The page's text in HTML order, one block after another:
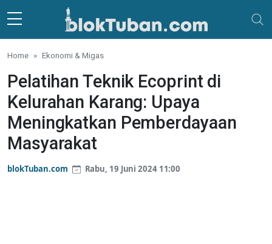
Skip to main content
Home Ekonomi & Migas
Pelatihan Teknik Ecoprint di
Kelurahan Karang: Upaya
Meningkatkan Pemberdayaan
Masyarakat
blokTuban.com Rabu, 19 Juni 2024 11:00